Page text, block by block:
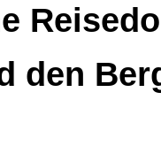
den